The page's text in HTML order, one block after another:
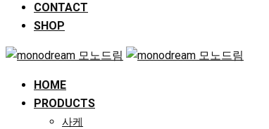
CONTACT
SHOP
HOME
PRODUCTS
사케